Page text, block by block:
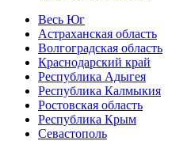
Весь Юг
Астраханская область
Волгоградская область
Краснодарский край
Республика Адыгея
Республика Калмыкия
Ростовская область
Республика Крым
Севастополь